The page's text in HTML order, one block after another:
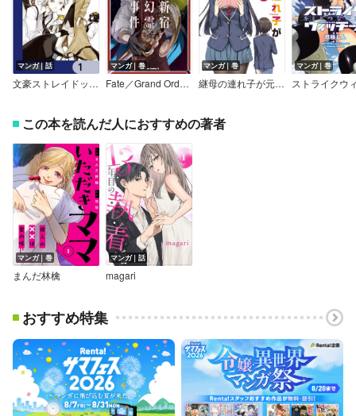
マンガ｜話
文豪ストレイドッグス【分冊版】
マンガ｜巻
Fate／Grand Order ‐Epic of Remnant‐ 亜種特異点I 悪性隔絶魔境 新宿 新宿幻霊事件
マンガ｜巻
継母の連れ子が元カノだった
マンガ｜巻
この本を読んだ人におすすめの著者
マンガ｜巻
まんだ林檎
マンガ｜話
magari
おすすめ特集